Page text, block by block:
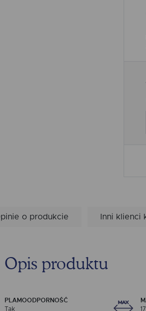
o produkcie Inni klienci
Opis produktu
PLAMOODPORNOŚĆ
Tak